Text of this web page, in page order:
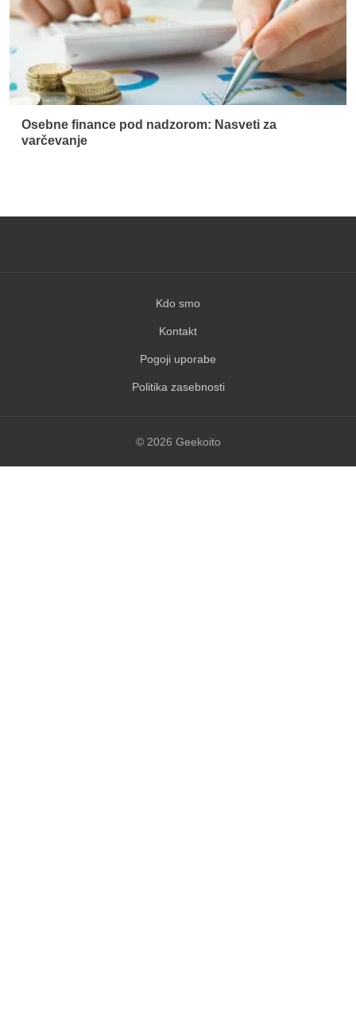
Osebne finance pod nadzorom: Nasveti za
varčevanje
Kdo smo
Kontakt
Pogoji uporabe
Politika zasebnosti
© 2026 Geekoito